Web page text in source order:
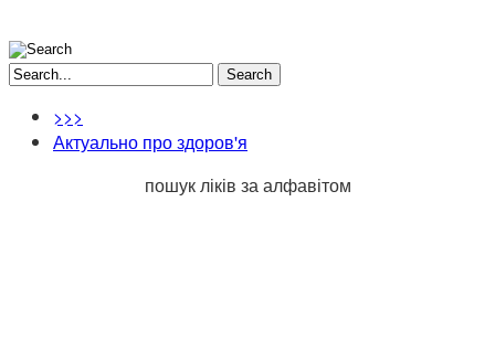
Search
>>>
Актуально про здоров'я
пошук ліків за алфавітом